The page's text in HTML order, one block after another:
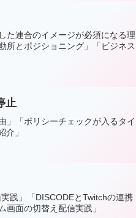
た連合のイメージが必須になる理
所とポジショニング」「ビジネス
止
」「ポリシーチェックが入るタイ
介」
践」「DISCODEとTwitchの連携
面の切替え配信実践」